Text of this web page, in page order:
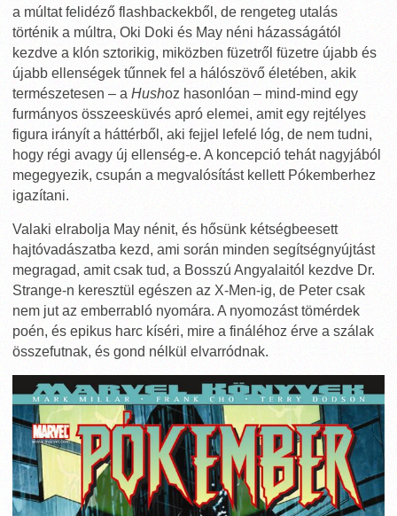
a múltat felidéző flashbackekből, de rengeteg utalás
történik a múltra, Oki Doki és May néni házasságától
kezdve a klón sztorikig, miközben füzetről füzetre újabb és
újabb ellenségek tűnnek fel a hálószövő életében, akik
természetesen – a Hushoz hasonlóan – mind-mind egy
furmányos összeesküvés apró elemei, amit egy rejtélyes
figura irányít a háttérből, aki fejjel lefelé lóg, de nem tudni,
hogy régi avagy új ellenség-e. A koncepció tehát nagyjából
megegyezik, csupán a megvalósítást kellett Pókemberhez
igazítani.
Valaki elrabolja May nénit, és hősünk kétségbeesett
hajtóvadászatba kezd, ami során minden segítségnyújtást
megragad, amit csak tud, a Bosszú Angyalaitól kezdve Dr.
Strange-n keresztül egészen az X-Men-ig, de Peter csak
nem jut az emberrabló nyomára. A nyomozást tömérdek
poén, és epikus harc kíséri, mire a fináléhoz érve a szálak
összefutnak, és gond nélkül elvarródnak.